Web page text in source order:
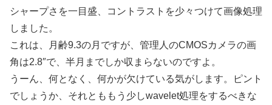
シャープさを一目盛、コントラストを少々つけて画像処理
しました。
これは、月齢9.3の月ですが、管理人のCMOSカメラの画
角は2.8″で、半月までしか収まらないのですよ。
うーん、何となく、何かが欠けている気がします。ピント
でしょうか、それとももう少しwavelet処理をするべきな